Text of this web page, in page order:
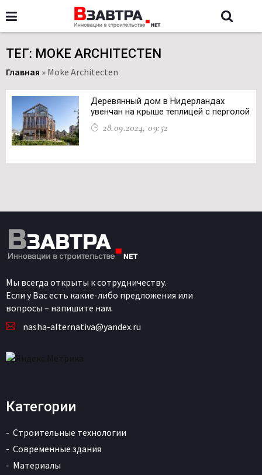
ТЕГ: MOKE ARCHITECTEN
Главная » Moke Architecten
Деревянный дом в Нидерландах
увенчан на крыше теплицей с перголой
28.09.2024, 09:52
Мы всегда открыты к сотрудничеству.
Если у Вас есть какие-либо предложения или
вопросы – напишите нам.
nasha-alternativa@yandex.ru
Категории
Строительные технологии
Современные здания
Материалы